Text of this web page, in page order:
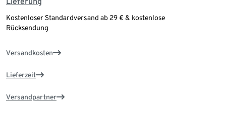
Kostenloser Standardversand ab 29 € & kostenlose
Rücksendung
Versandkosten
Lieferzeit
Versandpartner